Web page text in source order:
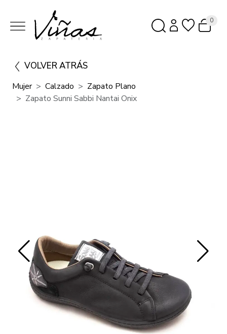
0
VOLVER ATRÁS
Mujer Calzado
Zapato Plano
Zapato Sunni Sabbi Nantai Onix